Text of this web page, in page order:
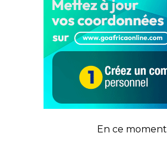
En ce moment